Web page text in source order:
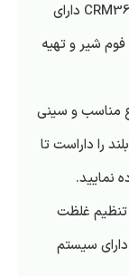
پانزده بار می باشد. اسپرسو ساز جیمیلای CRM3601 دارای
شیر و تهیه
دارای ارتفاع مناسب و سینی
را داراست تا
نمایید.
تنظیم غلظت
سیستم